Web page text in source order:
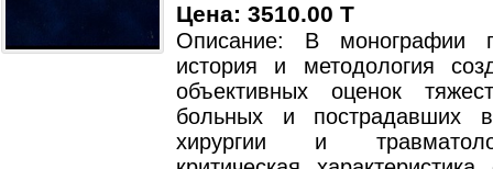
Цена: 3510.00 T
Описание: В монографии
история и методология
объективных оценок
больных и пострадавших
хирургии и